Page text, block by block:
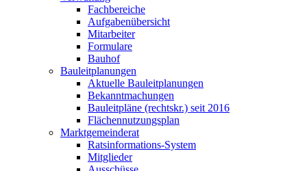
Fachbereiche
Aufgabenübersicht
Mitarbeiter
Formulare
Bauhof
Bauleitplanungen
Aktuelle Bauleitplanungen
Bekanntmachungen
Bauleitpläne (rechtskr.) seit 2016
Flächennutzungsplan
Marktgemeinderat
Ratsinformations-System
Mitglieder